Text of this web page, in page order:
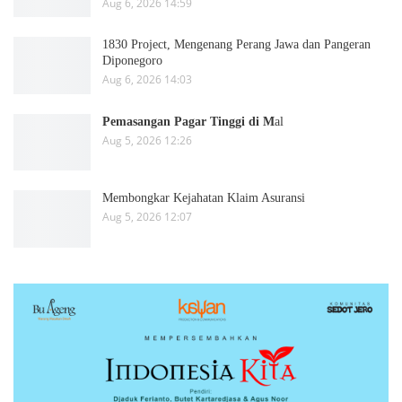
1830 Project, Mengenang Perang Jawa dan Pangeran
Diponegoro
Aug 6, 2026 14:03
Pemasangan Pagar Tinggi di Mal
Aug 5, 2026 12:26
Membongkar Kejahatan Klaim Asuransi
Aug 5, 2026 12:07